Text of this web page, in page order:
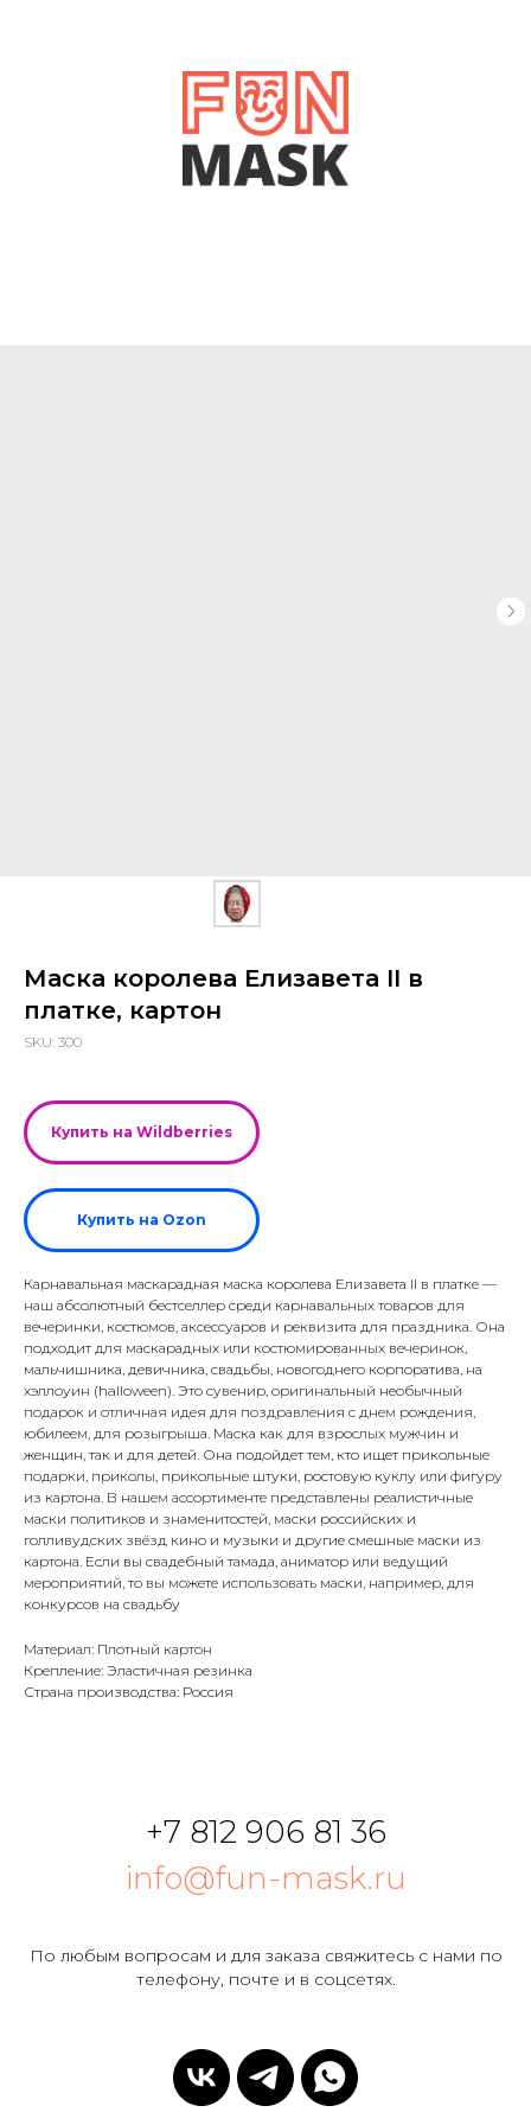
Маска королева Елизавета II в
платке, картон
SKU: 300
Купить на Wildberries
Купить на Ozon
Карнавальная маскарадная маска королева Елизавета II в платке —
наш абсолютный бестселлер среди карнавальных товаров для
вечеринки, костюмов, аксессуаров и реквизита для праздника. Она
подходит для маскарадных или костюмированных вечеринок,
мальчишника, девичника, свадьбы, новогоднего корпоратива, на
хэллоуин (halloween). Это сувенир, оригинальный необычный
подарок и отличная идея для поздравления с днем рождения,
юбилеем, для розыгрыша. Маска как для взрослых мужчин и
женщин, так и для детей. Она подойдет тем, кто ищет прикольные
подарки, приколы, прикольные штуки, ростовую куклу или фигуру
из картона. В нашем ассортименте представлены реалистичные
маски политиков и знаменитостей, маски российских и
голливудских звёзд кино и музыки и другие смешные маски из
картона. Если вы свадебный тамада, аниматор или ведущий
мероприятий, то вы можете использовать маски, например, для
конкурсов на свадьбу
Материал: Плотный картон
Крепление: Эластичная резинка
Страна производства: Россия
+7 812 906 81 36
info@fun-mask.ru
По любым вопросам и для заказа свяжитесь с нами по
телефону, почте и в соцсетях.